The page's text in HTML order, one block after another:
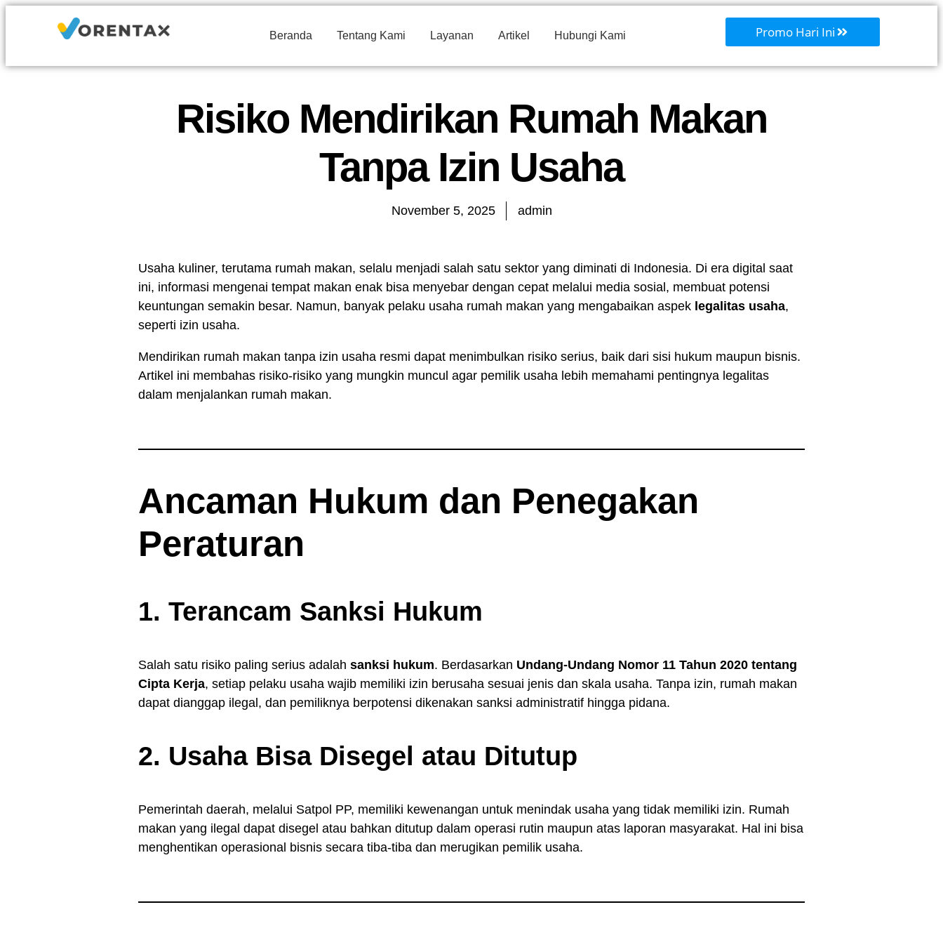
Beranda Tentang Kami Layanan Artikel Hubungi Kami Promo Hari Ini
Risiko Mendirikan Rumah Makan
Tanpa Izin Usaha
November 5, 2025 admin
Usaha kuliner, terutama rumah makan, selalu menjadi salah satu sektor yang diminati di Indonesia. Di era digital saat
ini, informasi mengenai tempat makan enak bisa menyebar dengan cepat melalui media sosial, membuat potensi
keuntungan semakin besar. Namun, banyak pelaku usaha rumah makan yang mengabaikan aspek legalitas usaha,
seperti izin usaha.
Mendirikan rumah makan tanpa izin usaha resmi dapat menimbulkan risiko serius, baik dari sisi hukum maupun bisnis.
Artikel ini membahas risiko-risiko yang mungkin muncul agar pemilik usaha lebih memahami pentingnya legalitas
dalam menjalankan rumah makan.
Ancaman Hukum dan Penegakan
Peraturan
1. Terancam Sanksi Hukum
Salah satu risiko paling serius adalah sanksi hukum. Berdasarkan Undang-Undang Nomor 11 Tahun 2020 tentang
Cipta Kerja, setiap pelaku usaha wajib memiliki izin berusaha sesuai jenis dan skala usaha. Tanpa izin, rumah makan
dapat dianggap ilegal, dan pemiliknya berpotensi dikenakan sanksi administratif hingga pidana.
2. Usaha Bisa Disegel atau Ditutup
Pemerintah daerah, melalui Satpol PP, memiliki kewenangan untuk menindak usaha yang tidak memiliki izin. Rumah
makan yang ilegal dapat disegel atau bahkan ditutup dalam operasi rutin maupun atas laporan masyarakat. Hal ini bisa
menghentikan operasional bisnis secara tiba-tiba dan merugikan pemilik usaha.